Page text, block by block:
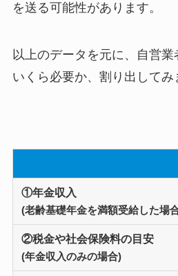
を送る可能性があります。
以上のデータを元に、自営
いくら必要か、割り出してみ
①年金収入
(老齢基礎年金を満額受給した場
②税金や社会保険料の目安
(年金収入のみの場合)